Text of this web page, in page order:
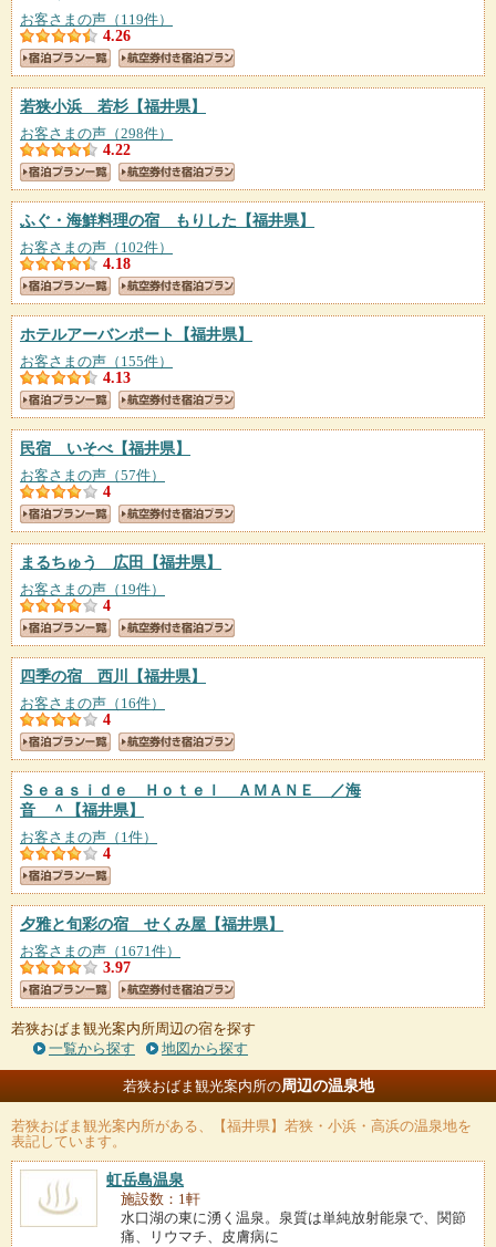
お客さまの声（119件）
4.26
若狭小浜 若杉 【福井県】
お客さまの声（298件）
4.22
ふぐ・海鮮料理の宿 もりした 【福井県】
お客さまの声（102件）
4.18
ホテルアーバンポート 【福井県】
お客さまの声（155件）
4.13
民宿 いそべ【福井県】
お客さまの声（57件）
4
まるちゅう 広田 【福井県】
お客さまの声（19件）
4
四季の宿 西川 【福井県】
お客さまの声（16件）
4
Ｓｅａｓｉｄｅ Ｈｏｔｅｌ ＡＭＡＮＥ ／海
音 ＾
【福井県】
お客さまの声（1件）
4
夕雅と旬彩の宿 せくみ屋 【福井県】
お客さまの声（1671件）
3.97
若狭おばま観光案内所周辺の宿を探す
一覧から探す
地図から探す
若狭おばま観光案内所の周辺の温泉地
若狭おばま観光案内所がある、【福井県】若狭・小浜・高浜の温泉地を
表記しています。
虹岳島温泉
施設数：1軒
水口湖の東に湧く温泉。泉質は単純放射能泉で、関節
痛、リウマチ、皮膚病に